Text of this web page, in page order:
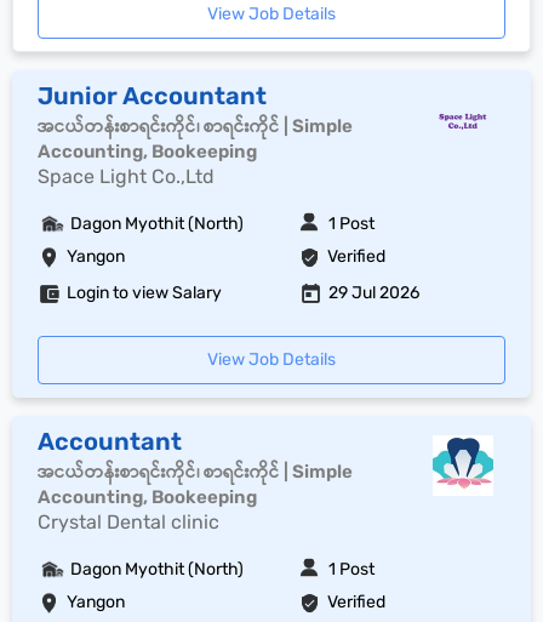
View Job Details
Junior Accountant
အငယ်တန်းစာရင်းကိုင်၊ စာရင်းကိုင် | Simple
Accounting, Bookeeping
Space Light Co.,Ltd
Yangon Verified
Dagon Myothit (North) 1 Post
Login to view Salary 29 Jul 2026
View Job Details
Accountant
အငယ်တန်းစာရင်းကိုင်၊ စာရင်းကိုင် | Simple
Accounting, Bookeeping
Crystal Dental clinic
Yangon Verified
Dagon Myothit (North) 1 Post